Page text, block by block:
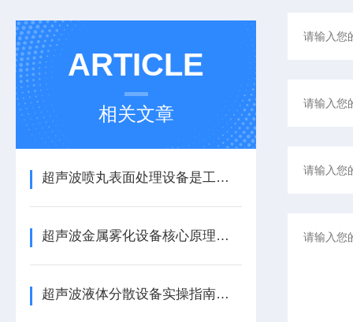
ARTICLE
相关文章
超声波喷丸表面处理设备是工艺与应用介绍
超声波金属雾化设备核心原理与应用场景
超声波液体分散设备实操指南：细节把控与工艺优化